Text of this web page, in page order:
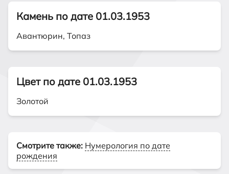
Камень по дате 01.03.1953
Авантюрин, Топаз
Цвет по дате 01.03.1953
Золотой
Смотрите также: Нумерология по дате
рождения